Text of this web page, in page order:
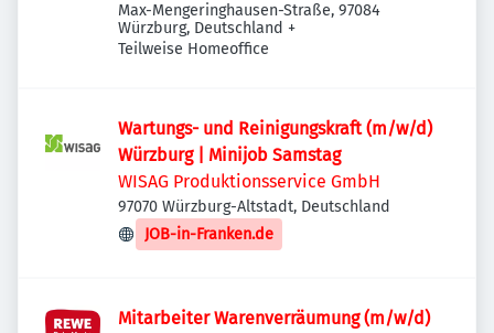
Max-Mengeringhausen-Straße, 97084
Würzburg, Deutschland +
Teilweise Homeoffice
Wartungs- und Reinigungskraft (m/w/d)
Würzburg | Minijob Samstag
WISAG Produktionsservice GmbH
97070 Würzburg-Altstadt, Deutschland
JOB-in-Franken.de
Mitarbeiter Warenverräumung (m/w/d)